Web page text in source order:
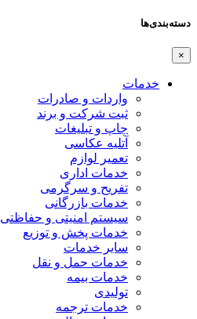
دسته‌بندی‌ها
×
خدمات
واردات و صادرات
ثبت شرکت و برند
چاپ و تبلیغات
آتلیه عکاسی
تعمیر لوازم
خدمات اداری
تفریح و سرگرمی
خدمات بازرگانی
سیستم امنیتی و حفاظتی
خدمات پخش و توزیع
سایر خدمات
خدمات حمل و نقل
خدمات بیمه
تولیدی
خدمات ترجمه